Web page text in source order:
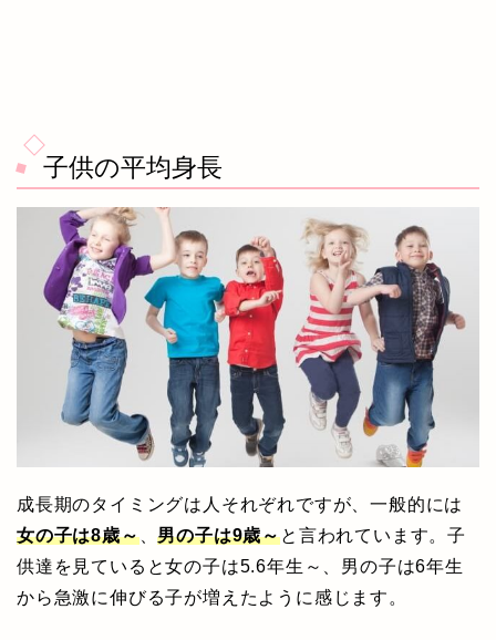
子供の平均身長
成長期のタイミングは人それぞれですが、一般的には
女の子は8歳～、男の子は9歳～と言われています。子
供達を見ていると女の子は5.6年生～、男の子は6年生
から急激に伸びる子が増えたように感じます。